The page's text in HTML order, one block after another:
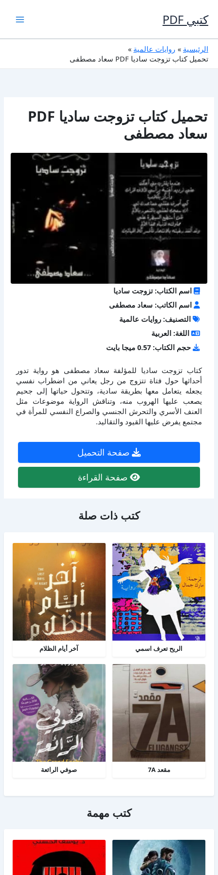
إلى
المحتوى
كتبي PDF
الرئيسية
روايات عالمية
تحميل كتاب تزوجت ساديا PDF سعاد مصطفى
تحميل كتاب تزوجت ساديا PDF
سعاد مصطفى
اسم الكتاب: تزوجت ساديا
اسم الكاتب: سعاد مصطفى
التصنيف: روايات عالمية
اللغة: العربية
حجم الكتاب: 0.57 ميجا بايت
كتاب تزوجت ساديا للمؤلفة سعاد مصطفى هو رواية تدور
أحداثها حول فتاة تتزوج من رجل يعاني من اضطراب نفسي
يجعله يتعامل معها بطريقة سادية، وتتحول حياتها إلى جحيم
يصعب عليها الهروب منه، وتناقش الرواية موضوعات مثل
العنف الأسري والتحرش الجنسي والصراع النفسي للمرأة في
مجتمع يفرض عليها القيود والتقاليد.
صفحة التحميل
صفحة القراءة
كتب ذات صلة
الريح تعرف اسمي آخر أيام الظلام
مقعد 7A صوفي الرائعة
كتب مهمة